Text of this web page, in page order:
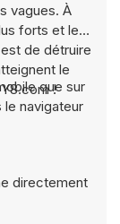
vagues. À
forts et le
de détruire
le
!
que sur
navigateur
directement